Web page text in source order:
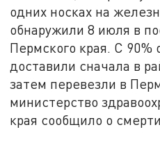
одних носках на
обнаружили 8 июля в
Пермского края. С 90%
доставили сначала в
затем перевезли в
министерство
края сообщило о